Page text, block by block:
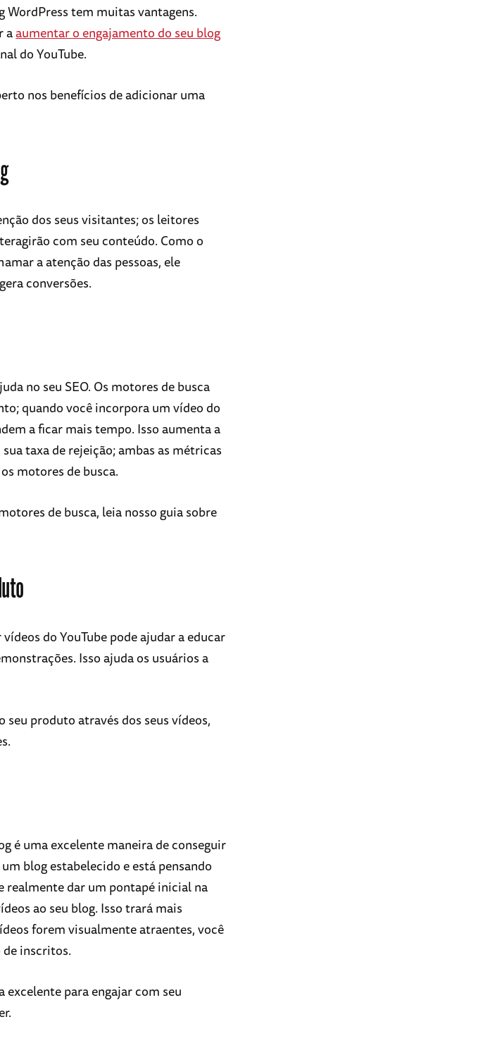
WordPress tem muitas vantagens.
aaumentar o engajamento do seu blog
do YouTube.
nos benefícios de adicionar uma
dos seus visitantes; os leitores
com seu conteúdo. Como o
a atenção das pessoas, ele
conversões.
no seu SEO. Os motores de busca
quando você incorpora um vídeo do
a ficar mais tempo. Isso aumenta a
taxa de rejeição; ambas as métricas
motores de busca.
de busca, leia nosso guia sobre
do YouTube pode ajudar a educar
Isso ajuda os usuários a
produto através dos seus vídeos,
é uma excelente maneira de conseguir
blog estabelecido e está pensando
realmente dar um pontapé inicial na
ao seu blog. Isso trará mais
forem visualmente atraentes, você
inscritos.
para engajar com seu